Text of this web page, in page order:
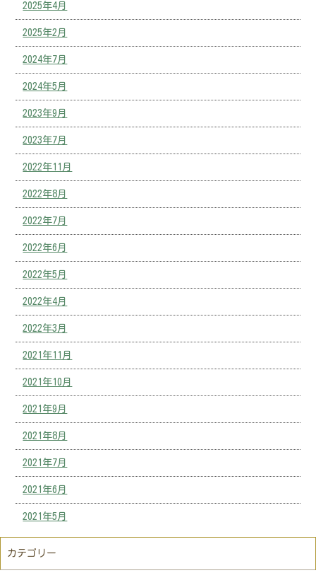
2025年4月
2025年2月
2024年7月
2024年5月
2023年9月
2023年7月
2022年11月
2022年8月
2022年7月
2022年6月
2022年5月
2022年4月
2022年3月
2021年11月
2021年10月
2021年9月
2021年8月
2021年7月
2021年6月
2021年5月
カテゴリー